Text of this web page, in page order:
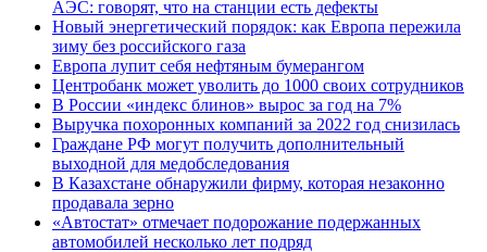
АЭС: говорят, что на станции есть дефекты
Новый энергетический порядок: как Европа пережила
зиму без российского газа
Европа лупит себя нефтяным бумерангом
Центробанк может уволить до 1000 своих сотрудников
В России «индекс блинов» вырос за год на 7%
Выручка похоронных компаний за 2022 год снизилась
Граждане РФ могут получить дополнительный
выходной для медобследования
В Казахстане обнаружили фирму, которая незаконно
продавала зерно
«Автостат» отмечает подорожание подержанных
автомобилей несколько лет подряд